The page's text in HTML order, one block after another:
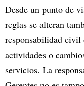
Desde un punto de
reglas se alteran
responsabilidad civil
actividades o
servicios. La